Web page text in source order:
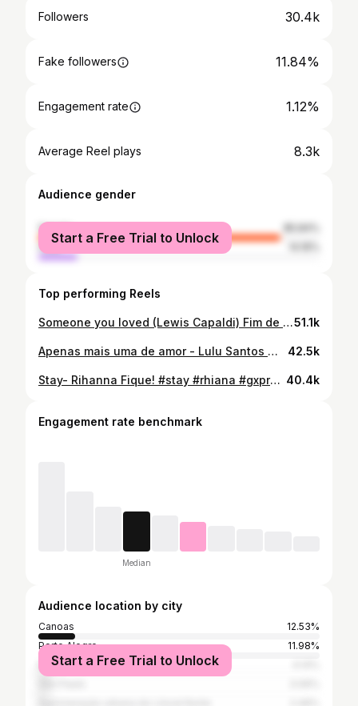
Followers 30.4k
Fake followers 11.84%
Engagement rate 1.12%
Average Reel plays 8.3k
Audience gender
female
male
Start a Free Trial to Unlock
Top performing Reels
Someone you loved (Lewis Capaldi) Fim de semana com vídeo novo! O que você acha desta música ! . . . #melgrebinnothevoice #melgrebincampeã #cantora #someoneyouloved #lewiscapaldi #sombom #gxproducts51.1k
Apenas mais uma de amor - Lulu Santos @lulusantosoficial #cantora #singer #apenasmaisumadeamor #lulusantos #melgrebin 42.5k
Stay- Rihanna Fique! #stay #rhiana #gxpro #reelsinstagram #cantar #thevoice #voz #pop #timbre #instagood #som #conteudomusical #futuro #star 40.4k
Engagement rate benchmark
Median
Audience location by city
Canoas
12.53%
Porto Alegre
11.98%
Rio de Janeiro
Start a Free Trial to Unlock